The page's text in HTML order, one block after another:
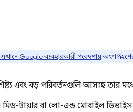
এখানে Google ব্যবহারকারী গবেষণায়
এবং বড় পরিবর্তনগুলি আসছে তার
মিড-টায়ার বা লো-এন্ড মোবাইল ডিভাইস